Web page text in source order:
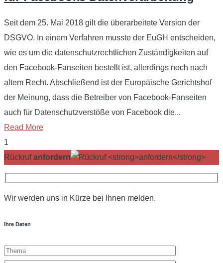
Seit dem 25. Mai 2018 gilt die überarbeitete Version der
DSGVO. In einem Verfahren musste der EuGH entscheiden,
wie es um die datenschutzrechtlichen Zuständigkeiten auf
den Facebook-Fanseiten bestellt ist, allerdings noch nach
altem Recht. Abschließend ist der Europäische Gerichtshof
der Meinung, dass die Betreiber von Facebook-Fanseiten
auch für Datenschutzverstöße von Facebook die...
Read More
1
Rückrufanfordern
Wir werden uns in Kürze bei Ihnen melden.
Ihre Daten